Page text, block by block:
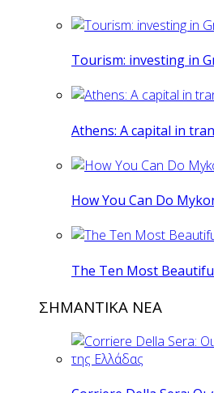
Tourism: investing in
Athens: A capital in
How You Can Do
The Ten Most
ΣΗΜΑΝΤΙΚΑ ΝΕΑ